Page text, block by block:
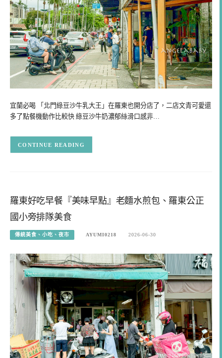
宜蘭必喝 「北門綠豆沙牛乳大王」在羅東也開分店了，二店文青可愛還
多了點餐機動作比較快 綠豆沙牛奶濃郁絲滑口感非…
CONTINUE READING
羅東好吃早餐『美味早點』老麵水煎包、羅東公正
國小旁排隊美食
傳統美食、小吃、夜市 AYUMI0218 2026-06-30